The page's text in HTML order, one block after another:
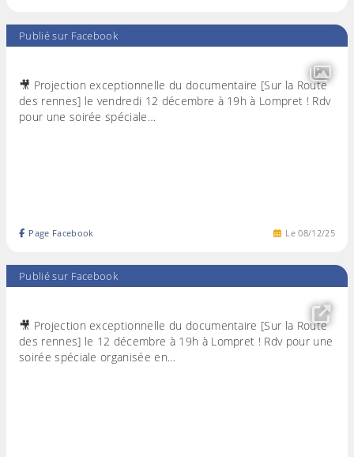
Publié sur Facebook
🎥 Projection exceptionnelle du documentaire [Sur la Route
des rennes] le vendredi 12 décembre à 19h à Lompret ! Rdv
pour une soirée spéciale…
Le08/12/25
Page Facebook
Publié sur Facebook
🎥 Projection exceptionnelle du documentaire [Sur la Route
des rennes] le 12 décembre à 19h à Lompret ! Rdv pour une
soirée spéciale organisée en…